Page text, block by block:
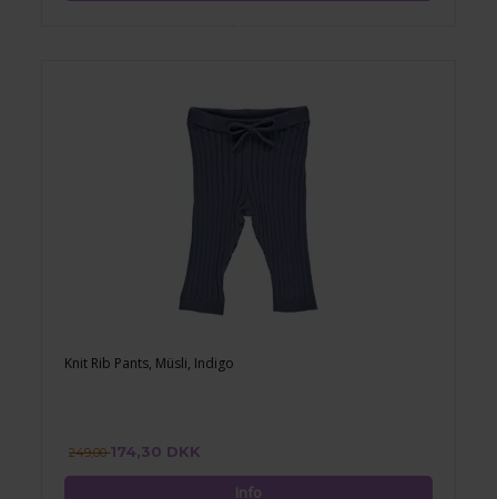
Knit Rib Pants, Müsli, Indigo
249,00174,30 DKK